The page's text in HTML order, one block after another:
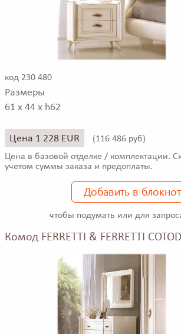
код 230 480
Размеры
61 x 44 x h62
Цена 1 228 EUR (116 486 руб)
Цена в базовой отделке / комплектации.
учетом суммы заказа и предоплаты.
Добавить в блокнот
чтобы подумать или для
Комод FERRETTI & FERRETTI